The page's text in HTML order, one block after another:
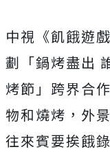
中視《飢餓遊
劃「鍋烤盡出
烤節」跨界合作
物和燒烤，外
往來賓要挨餓